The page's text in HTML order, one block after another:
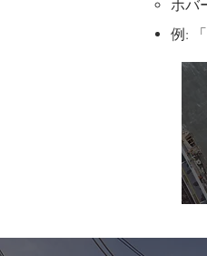
ホバ
例: